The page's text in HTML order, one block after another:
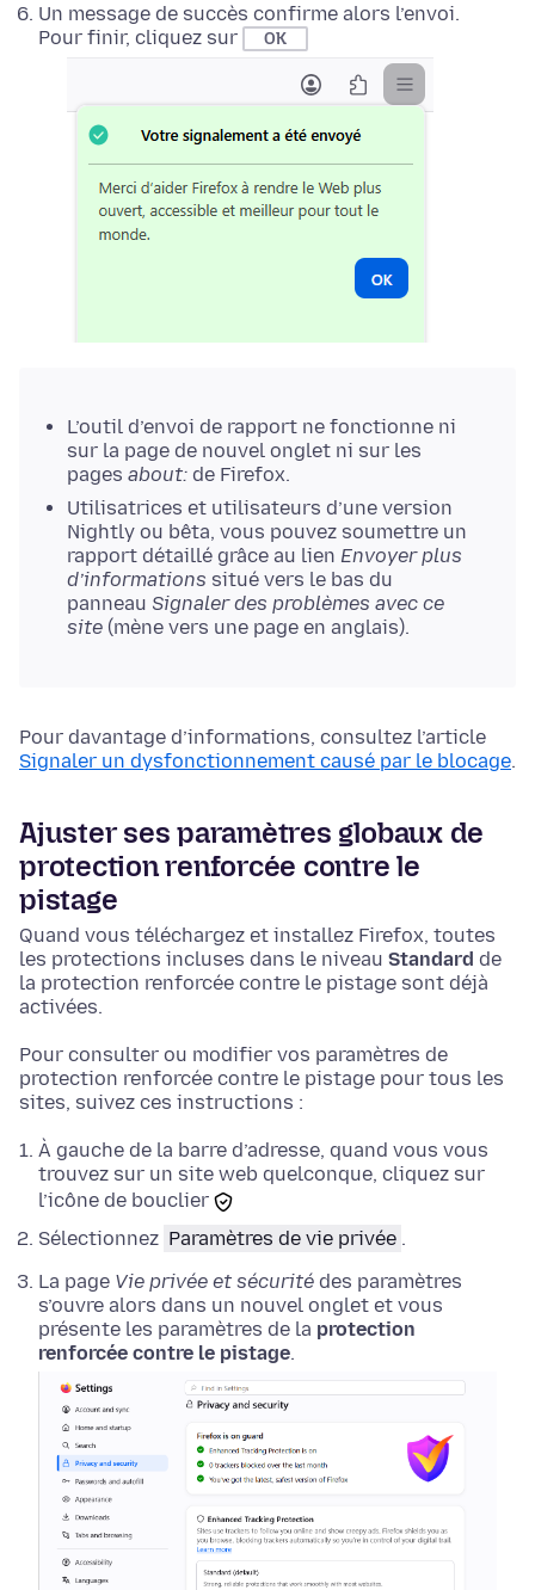
Un message de succès confirme alors l’envoi.
Pour finir, cliquez sur
OK
L’outil d’envoi de rapport ne fonctionne ni
sur la page de nouvel onglet ni sur les
pages about: de Firefox.
Utilisatrices et utilisateurs d’une version
Nightly ou bêta, vous pouvez soumettre un
rapport détaillé grâce au lien Envoyer plus
d’informations situé vers le bas du
panneau Signaler des problèmes avec ce
site (mène vers une page en anglais).
Pour davantage d’informations, consultez l’article
Signaler un dysfonctionnement causé par le blocage.
Ajuster ses paramètres globaux de
protection renforcée contre le
pistage
Quand vous téléchargez et installez Firefox, toutes
les protections incluses dans le niveau Standard de
la protection renforcée contre le pistage sont déjà
activées.
Pour consulter ou modifier vos paramètres de
protection renforcée contre le pistage pour tous les
sites, suivez ces instructions :
À gauche de la barre d’adresse, quand vous vous
trouvez sur un site web quelconque, cliquez sur
l’icône de bouclier
Sélectionnez Paramètres de vie privée .
La page Vie privée et sécurité des paramètres
s’ouvre alors dans un nouvel onglet et vous
présente les paramètres de la protection
renforcée contre le pistage.